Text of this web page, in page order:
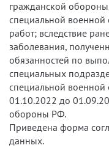
гражданской
специальной
работ; вследствие
заболевания,
обязанностей по
специальных
специальной
01.10.2022 до
обороны РФ.
Приведена форма
данных.